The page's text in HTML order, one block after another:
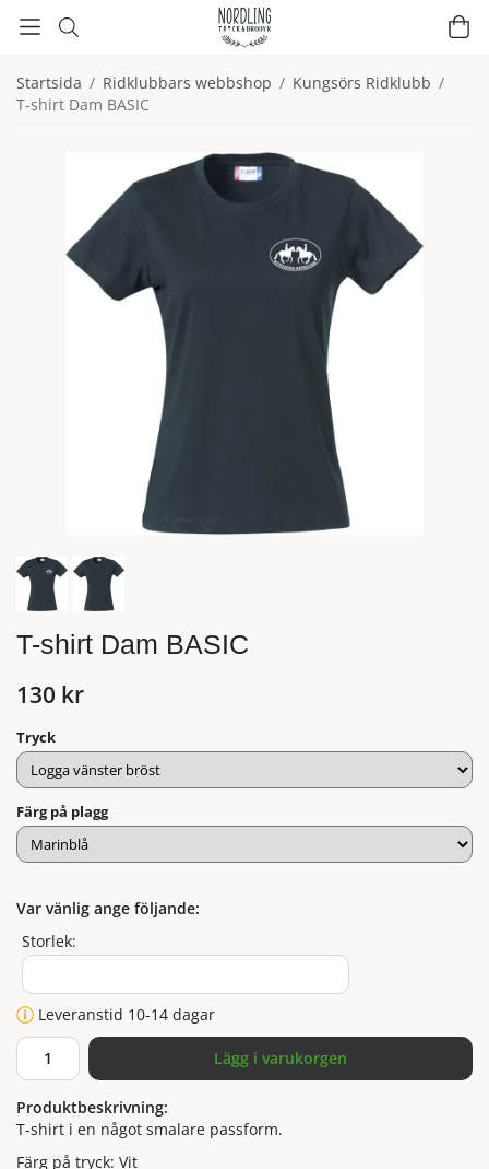
Startsida / Ridklubbars webbshop / Kungsörs Ridklubb /
T-shirt Dam BASIC
T-shirt Dam BASIC
130 kr
Tryck
Färg på plagg
Var vänlig ange följande:
Storlek:
Leveranstid 10-14 dagar
Lägg i varukorgen
Produktbeskrivning:
T-shirt i en något smalare passform.
Färg på tryck: Vit